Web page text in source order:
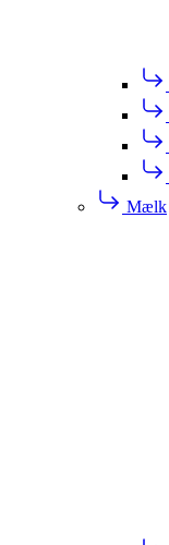
Mælk